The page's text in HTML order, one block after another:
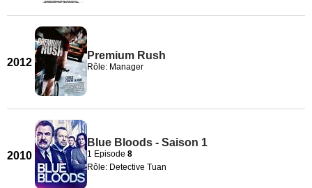
2012
Premium Rush
Rôle: Manager
2010
Blue Bloods - Saison 1
1 Episode 8
Rôle: Detective Tuan